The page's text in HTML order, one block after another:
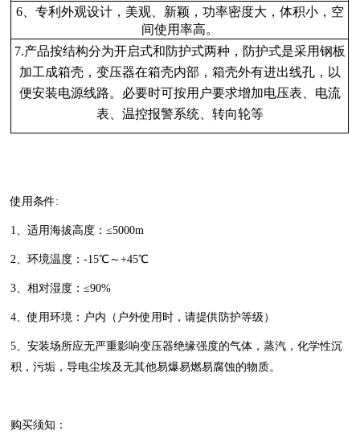
6、专利外观设计，美观、新颖，功率密度大，体积小，空
间使用率高。
7.产品按结构分为开启式和防护式两种，防护式是采用钢板
加工成箱壳，变压器在箱壳内部，箱壳外有进出线孔，以
便安装电源线路。必要时可按用户要求增加电压表、电流
表、温控报警系统、转向轮等
使用条件:
1、适用海拔高度：≤5000m
2、环境温度：-15℃～+45℃
3、相对湿度：≤90%
4、使用环境：户内（户外使用时，请提供防护等级）
5、安装场所应无严重影响变压器绝缘强度的气体，蒸汽，化学性沉
积，污垢，导电尘埃及无其他易爆易燃易腐蚀的物质。
购买须知：